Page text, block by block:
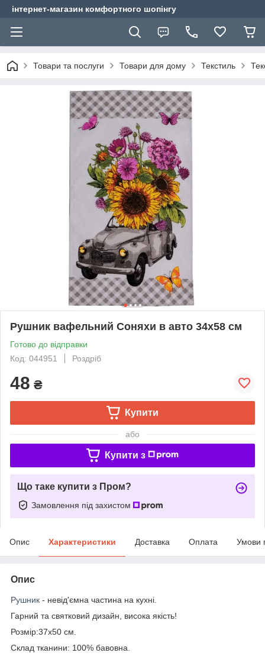
інтернет-магазин комфортного шопінгу
Товари та послуги Товари для дому Текстиль
Рушник вафельний Соняхи в авто 34х58 см
Готово до відправки
Код: 044951
Роздріб
48 ₴
Купити
або
Купити з
Що таке купити з Пром?
Замовлення під захистом
Опис Характеристики Доставка Оплата Умови
Опис
Рушник - невід'ємна частина на кухні.
Гарний та святковий дизайн, висока якість!
Розмір:37х50 см.
Склад тканини: 100% бавовна.